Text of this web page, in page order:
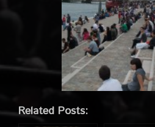
Related Posts: